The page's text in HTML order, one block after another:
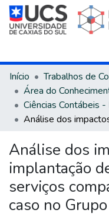
Início
Análise dos
implantação
serviços
caso no